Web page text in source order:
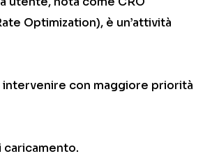
Optimization), è un’attività
intervenire con maggiore priorità
caricamento.